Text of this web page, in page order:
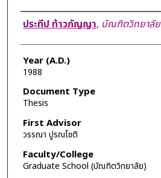
Author
ประทีป ท้าวกัญญา, บัณฑิตวิทยาลัย
Year (A.D.)
1988
Document Type
Thesis
First Advisor
วรรณา ปูรณโชติ
Faculty/College
Graduate School (บัณฑิตวิทยาลัย)